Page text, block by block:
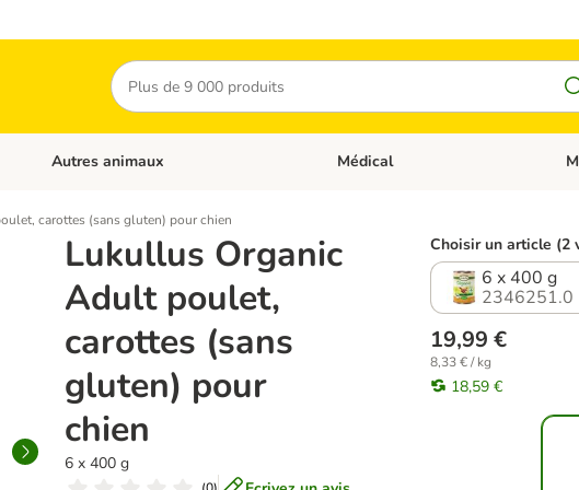
Rechercher
Dérouler les catégories: Chats
Autres animaux Dérouler les catégories: Autres
Médical
carottes (sans gluten) pour chien
Lukullus Organic
Adult poulet,
carottes (sans
gluten) pour
chien
6 x 400 g
Choisir un article (2
6 x 400 g
2346251.0
19,99 €
8,33 € / kg
18,59 €